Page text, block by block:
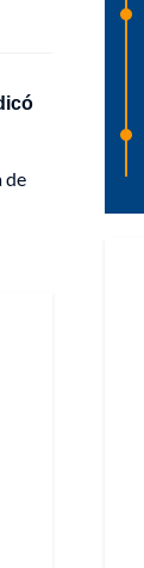
de